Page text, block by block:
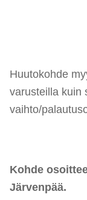
Huutokohde
varusteilla kuin
vaihto/
Kohde
Järvenpää.